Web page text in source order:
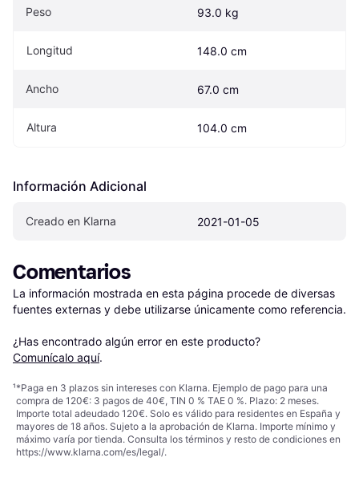
Peso 93.0 kg
Longitud 148.0 cm
Ancho 67.0 cm
Altura 104.0 cm
Información Adicional
Creado en Klarna 2021-01-05
Comentarios
La información mostrada en esta página procede de diversas
fuentes externas y debe utilizarse únicamente como referencia.
¿Has encontrado algún error en este producto?
Comunícalo aquí.
¹*Paga en 3 plazos sin intereses con Klarna. Ejemplo de pago para una
compra de 120€: 3 pagos de 40€, TIN 0 % TAE 0 %. Plazo: 2 meses.
Importe total adeudado 120€. Solo es válido para residentes en España y
mayores de 18 años. Sujeto a la aprobación de Klarna. Importe mínimo y
máximo varía por tienda. Consulta los términos y resto de condiciones en
https://www.klarna.com/es/legal/.